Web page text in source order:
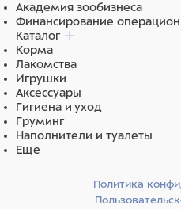
Академия зообизнеса
Финансирование
Каталог
Корма
Лакомства
Игрушки
Аксессуары
Гигиена и уход
Груминг
Наполнители и туалеты
Еще
Политика